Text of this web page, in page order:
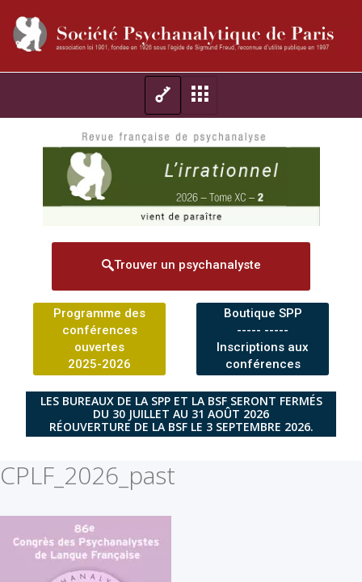
Trouver un psychanalyste
Programme des
conférences
ouvertes
2025-2026
Boutique SPP
----- -----
Inscriptions aux
conférences
LES BUREAUX DE LA SPP ET LA BSF SERONT FERMÉS
DU 30 JUILLET AU 31 AOÛT 2026
RÉOUVERTURE DE LA BSF LE 3 SEPTEMBRE 2026.
CPLF_2026_past